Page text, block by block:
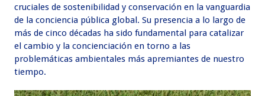
cruciales de sostenibilidad y conservación en la vanguardia
de la conciencia pública global. Su presencia a lo largo de
más de cinco décadas ha sido fundamental para catalizar
el cambio y la concienciación en torno a las
problemáticas ambientales más apremiantes de nuestro
tiempo.